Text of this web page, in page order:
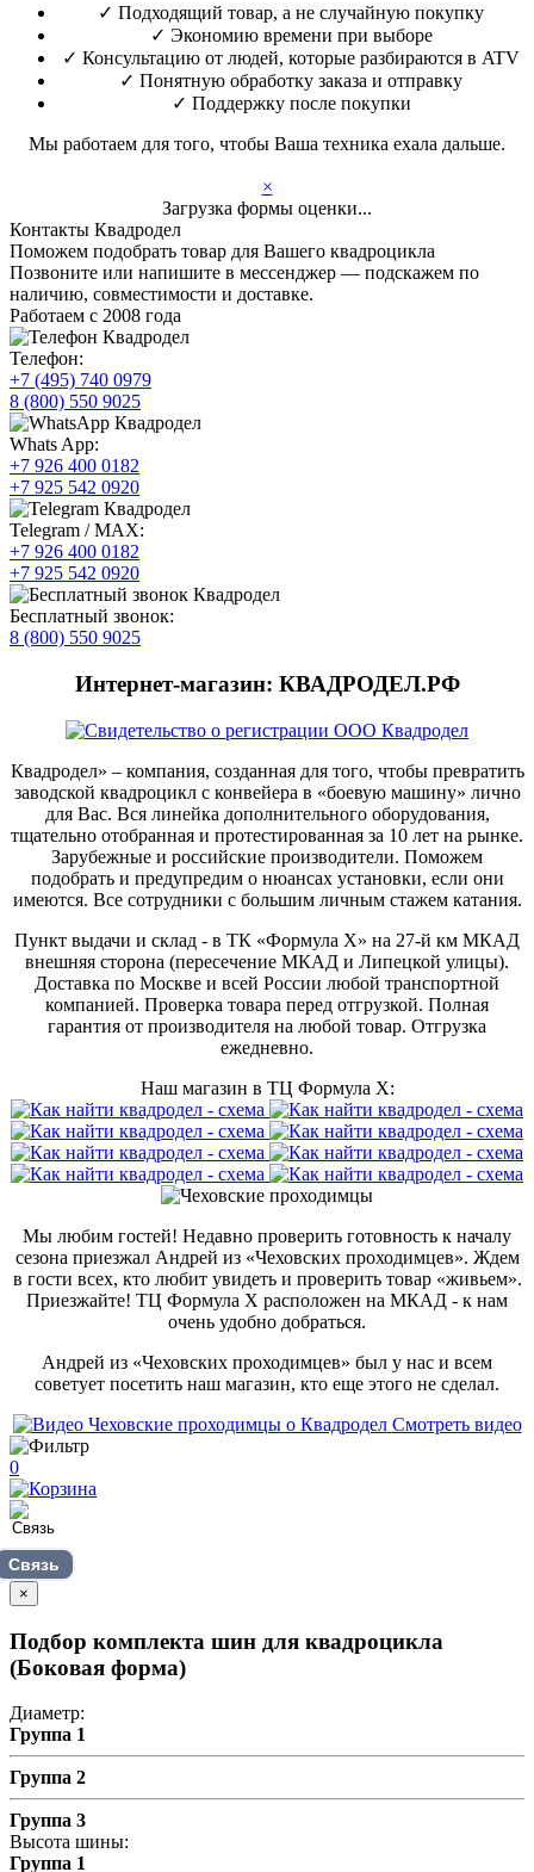
✓ Подходящий товар, а не случайную покупку
✓ Экономию времени при выборе
✓ Консультацию от людей, которые разбираются в ATV
✓ Понятную обработку заказа и отправку
✓ Поддержку после покупки
Мы работаем для того, чтобы Ваша техника ехала дальше.
×
Загрузка формы оценки...
Контакты Квадродел
Поможем подобрать товар для Вашего квадроцикла
Позвоните или напишите в мессенджер — подскажем по
наличию, совместимости и доставке.
Работаем с 2008 года
Телефон:
+7 (495) 740 0979
8 (800) 550 9025
Whats App:
+7 926 400 0182
+7 925 542 0920
Telegram / MAX:
+7 926 400 0182
+7 925 542 0920
Бесплатный звонок:
8 (800) 550 9025
Интернет-магазин: КВАДРОДЕЛ.РФ
Квадродел» – компания, созданная для того, чтобы превратить
заводской квадроцикл с конвейера в «боевую машину» лично
для Вас. Вся линейка дополнительного оборудования,
тщательно отобранная и протестированная за 10 лет на рынке.
Зарубежные и российские производители. Поможем
подобрать и предупредим о нюансах установки, если они
имеются. Все сотрудники с большим личным стажем катания.
Пункт выдачи и склад - в ТК «Формула X» на 27-й км МКАД
внешняя сторона (пересечение МКАД и Липецкой улицы).
Доставка по Москве и всей России любой транспортной
компанией. Проверка товара перед отгрузкой. Полная
гарантия от производителя на любой товар. Отгрузка
ежедневно.
Наш магазин в ТЦ Формула Х:
Мы любим гостей! Недавно проверить готовность к началу
сезона приезжал Андрей из «Чеховских проходимцев». Ждем
в гости всех, кто любит увидеть и проверить товар «живьем».
Приезжайте! ТЦ Формула Х расположен на МКАД - к нам
очень удобно добраться.
Андрей из «Чеховских проходимцев» был у нас и всем
советует посетить наш магазин, кто еще этого не сделал.
Смотреть видео
0
Связь
×
Подбор комплекта шин для квадроцикла
(Боковая форма)
Диаметр:
Группа 1
Группа 2
Группа 3
Высота шины:
Группа 1